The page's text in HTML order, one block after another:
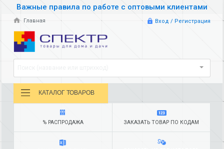
Важные правила по работе с оптовыми клиентами
Главная Вход / Регистрация
КАТАЛОГ ТОВАРОВ
% РАСПРОДАЖА ЗАКАЗАТЬ ТОВАР ПО КОДАМ